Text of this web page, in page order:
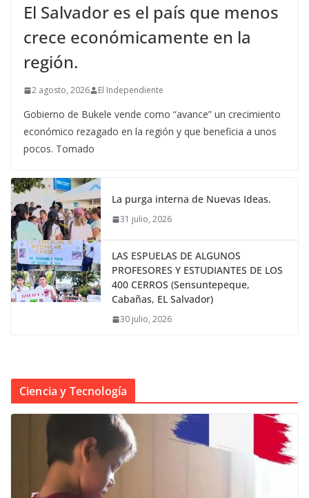
El Salvador es el país que menos
crece económicamente en la
región.
2 agosto, 2026 El Independiente
Gobierno de Bukele vende como “avance” un crecimiento
económico rezagado en la región y que beneficia a unos
pocos. Tomado
La purga interna de Nuevas Ideas.
31 julio, 2026
LAS ESPUELAS DE ALGUNOS
PROFESORES Y ESTUDIANTES DE LOS
400 CERROS (Sensuntepeque,
Cabañas, EL Salvador)
30 julio, 2026
Ciencia y Tecnología